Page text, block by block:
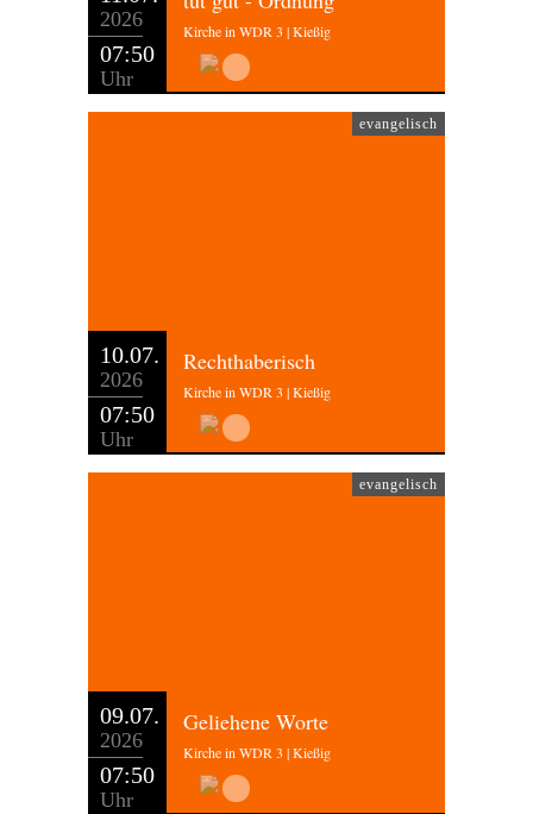
2026
07:50
Uhr
Kirche in WDR 3 | Kießig
evangelisch
10.07.
2026
07:50
Uhr
Rechthaberisch
Kirche in WDR 3 | Kießig
evangelisch
09.07.
2026
07:50
Uhr
Geliehene Worte
Kirche in WDR 3 | Kießig